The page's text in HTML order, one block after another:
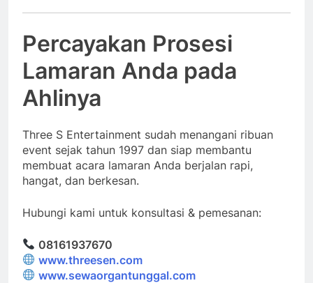
Percayakan Prosesi
Lamaran Anda pada
Ahlinya
Three S Entertainment sudah menangani ribuan
event sejak tahun 1997 dan siap membantu
membuat acara lamaran Anda berjalan rapi,
hangat, dan berkesan.
Hubungi kami untuk konsultasi & pemesanan:
08161937670
www.threesen.com
www.sewaorgantunggal.com